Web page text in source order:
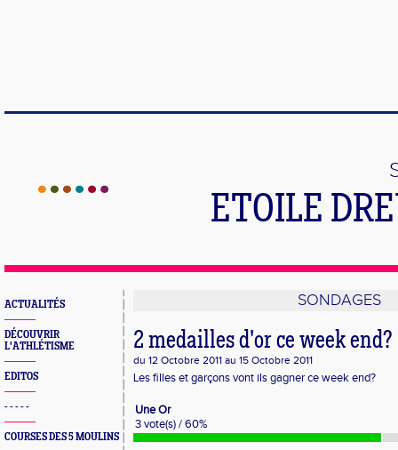
ETOILE
ACTUALITÉS
DÉCOUVRIR
L'ATHLÉTISME
EDITOS
- - - - -
COURSES DES 5 MOULINS
SONDAGES
2 medailles d'or ce week end?
du 12 Octobre 2011 au 15 Octobre 2011
Les filles et garçons vont ils gagner ce week end?
Une Or
3 vote(s) / 60%